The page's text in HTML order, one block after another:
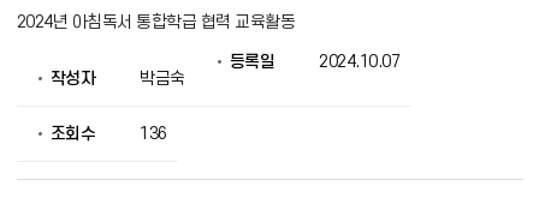
2024년 아침독서 통합학급 협력 교육활동
작성자 박금숙
등록일 2024.10.07
조회수 136